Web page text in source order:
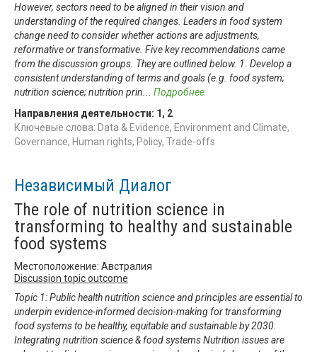
However, sectors need to be aligned in their vision and
understanding of the required changes. Leaders in food system
change need to consider whether actions are adjustments,
reformative or transformative. Five key recommendations came
from the discussion groups. They are outlined below. 1. Develop a
consistent understanding of terms and goals (e.g. food system;
nutrition science; nutrition prin
Подробнее
Направления деятельности: 1 , 2
Ключевые слова: Data & Evidence, Environment and Climate,
Governance, Human rights, Policy, Trade-offs
Независимый Диалог
The role of nutrition science in
transforming to healthy and sustainable
food systems
Местоположение: Австралия
Discussion topic outcome
Topic 1: Public health nutrition science and principles are essential to
underpin evidence-informed decision-making for transforming
food systems to be healthy, equitable and sustainable by 2030.
Integrating nutrition science & food systems Nutrition issues are